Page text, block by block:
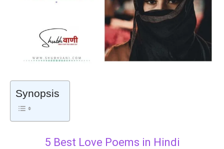
Synopsis
5 Best Love Poems in Hindi